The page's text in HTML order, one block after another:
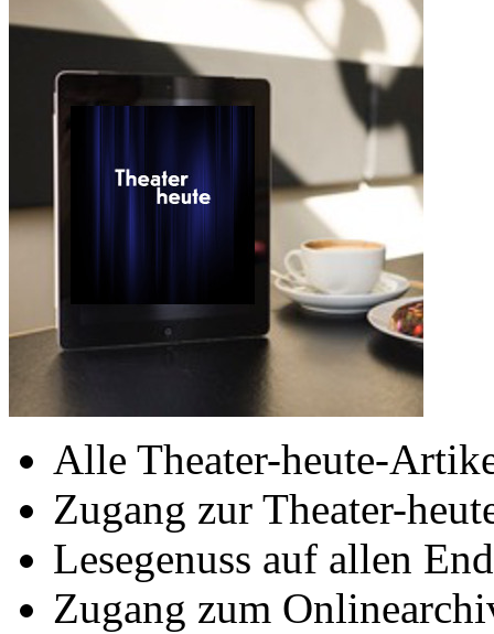
Alle Theater-heute-
Zugang zur Theater-
Lesegenuss auf allen
Zugang zum